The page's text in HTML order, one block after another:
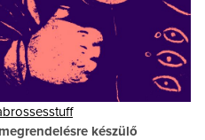
készülő